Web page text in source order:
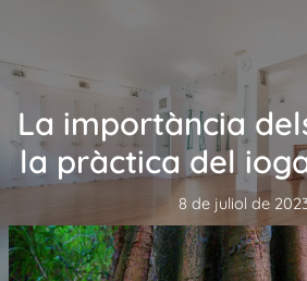
La importància
la pràctica del ioga
8 de juliol de